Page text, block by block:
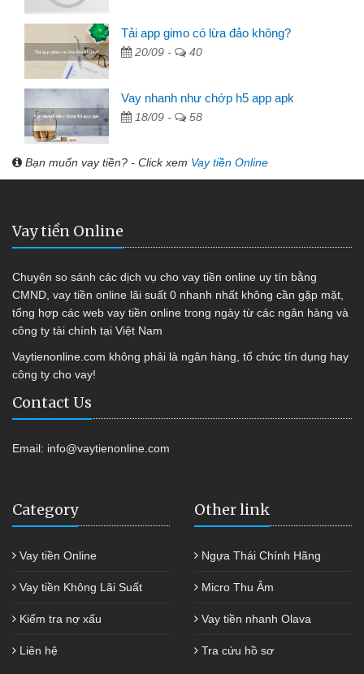
Tải app gimo có lừa đảo không?
20/09 - 40
Vay nhanh như chớp h5 app apk
18/09 - 58
Bạn muốn vay tiền? - Click xem Vay tiền Online
Vay tiền Online
Chuyên so sánh các dịch vụ cho vay tiền online uy tín bằng
CMND, vay tiền online lãi suất 0 nhanh nhất không cần gặp mặt,
tổng hợp các web vay tiền online trong ngày từ các ngân hàng và
công ty tài chính tại Việt Nam
Vaytienonline.com không phải là ngân hàng, tổ chức tín dụng hay
công ty cho vay!
Contact Us
Email: info@vaytienonline.com
Category
Vay tiền Online
Vay tiền Không Lãi Suất
Kiểm tra nợ xấu
Liên hệ
Other link
Ngựa Thái Chính Hãng
Micro Thu Âm
Vay tiền nhanh Olava
Tra cứu hồ sơ